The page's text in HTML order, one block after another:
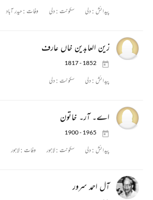
پیدائش :دلی سکونت :دلی وفات :حیدر آباد
زین العابدین خاں عارف
1817 - 1852
پیدائش :دلی سکونت :دلی
اے۔ آر۔ خاتون
1900 - 1965
پیدائش :دلی سکونت :لاہور وفات :لاہور
آل احمد سرور